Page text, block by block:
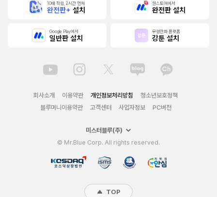
10배 적립, 2시간 먼저
완전판+ 설치
원스토어에서
완전판 설치
Google Play에서
일반판 설치
무협만화 플랫폼
강툰 설치
회사소개 이용약관 개인정보처리방침
청소년보호정책
블루머니이용약관
고객센터 사업자정보 PC버전
미스터블루(주)
© Mr.Blue Corp. All rights reserved.
TOP